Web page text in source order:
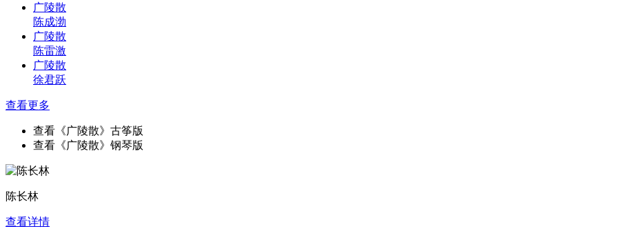
广陵散
陈成渤
广陵散
陈雷激
广陵散
徐君跃
查看更多
查看《广陵散》古筝版
查看《广陵散》钢琴版
陈长林
查看详情